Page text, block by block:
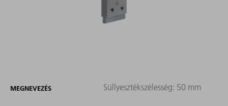
MEGNEVEZÉS Süllyesztékszélesség: 50 mm